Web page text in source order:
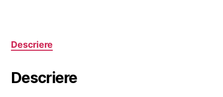
Descriere
Descriere